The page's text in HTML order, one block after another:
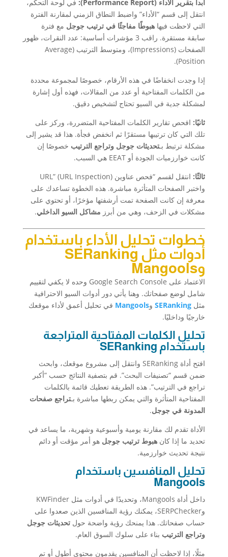
ابدأ بتقرير الأداء (Performance Report):
في لوحة التحكم،
انتقل إلى قسم “الأداء” واضبط النطاق الزمني لمقارنة الفترة
التي لاحظت فيها هبوطًا مفاجئًا في ترتيب جوجل مع فترة
سابقة مستقرة. راقب 3 مؤشرات أساسية: عدد النقرات، ظهور
الصفحات (Impressions)، ومتوسط الترتيب (Average
Position).
إذا وجدت انخفاضًا في هذه الأرقام، خصوصًا لمجموعة محددة
من الكلمات المفتاحية أو عدد من المقالات، فهذه أول إشارة
لمشكلة جدية في السيو تحتاج لتشخيص دقيق.
ثانيًا: افحص تقارير الكلمات المفتاحية المتضررة، وركز على
تلك التي كان ترتيبها مستقرًا ثم انخفض فجأة. هذا قد يشير إلى
مشكلة ترتبط بـتحديثات جوجل وتراجع الترتيب خصوصًا إن
كانت خوارزميات الجودة أو EEAT هي السبب.
ثالثًا:
انتقل لقسم “فحص عناوين URL” (URL Inspection)
واختبر الصفحات المتأثرة مباشرة. هذه الخطوة تساعدك على
معرفة إن كانت الصفحة تمت أرشفتها مؤخرًا، أو تحتوي على
مشكلات في الزحف، وهي من أبرز مشاكل السيو الداخلي.
خطوات تحليل الأداء باستخدام
أدوات مثل SERanking
وMangools
الاعتماد على Google Search Console وحده لا يكفي لتقييم
شامل لوضع صفحاتك. وهنا يأتي دور أدوات السيو الاحترافية
مثل SERankingوMangools في تحليل أعمق لأداء موقعك
خارجيًا وداخليًا.
تحليل الكلمات المفتاحية المتراجعة
باستخدام SERanking
افتح أداة SERanking وانتقل إلى مشروع موقعك، وابحث
ضمن قسم “تصنيفات البحث”. قم بتصفية النتائج حسب “أكبر
تراجع في الترتيب”. هذه الطريقة تعطيك قائمة بالكلمات
المفتاحية المتأثرة والتي يمكن ربطها مباشرة بـتراجع صفحات
المدونة في جوجل.
الأداة تقدم لك مقارنة يومية وأسبوعية وشهرية، ما يساعد في
تحديد ما إذا كان هبوط ترتيب جوجل هو أمر مؤقت أو دائم
نتيجة تحديث خوارزمية.
تحليل المنافسين باستخدام
Mangools
داخل أداة Mangools، وتحديدًا في أدوات مثل KWFinder
وSERPChecker، يمكنك رؤية المنافسين الذين صعدوا على
حساب صفحاتك. هذا يمنحك رؤية واضحة حول تحديثات جوجل
وتراجع الترتيب بناء على سلوك السوق العام.
مثلًا، إذا لاحظت أن المنافسين يقدمون محتوى أطول أو تم